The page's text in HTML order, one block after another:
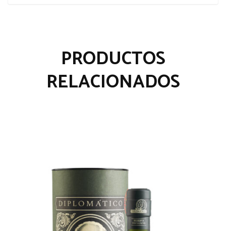
PRODUCTOS
RELACIONADOS